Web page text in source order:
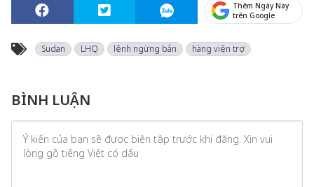
Thêm Ngày Nay
trên Google
Sudan LHQ lênh ngừng bắn hàng viện trợ
BÌNH LUẬN